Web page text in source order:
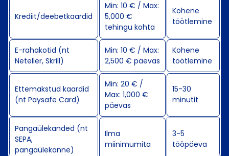
Krediit/deebetkaardid
Min: 10 € / Max:
5,000 €
tehingu kohta
Kohene
töötlemine
E-rahakotid (nt
Neteller, Skrill)
Min: 10 € / Max:
2,500 € päevas
Kohene
töötlemine
Ettemakstud kaardid
(nt Paysafe Card)
Min: 20 € /
Max: 1,000 €
päevas
15-30
minutit
Pangaülekanded (nt
SEPA,
pangaülekanne)
Ilma
miinimumita
3-5
tööpäeva